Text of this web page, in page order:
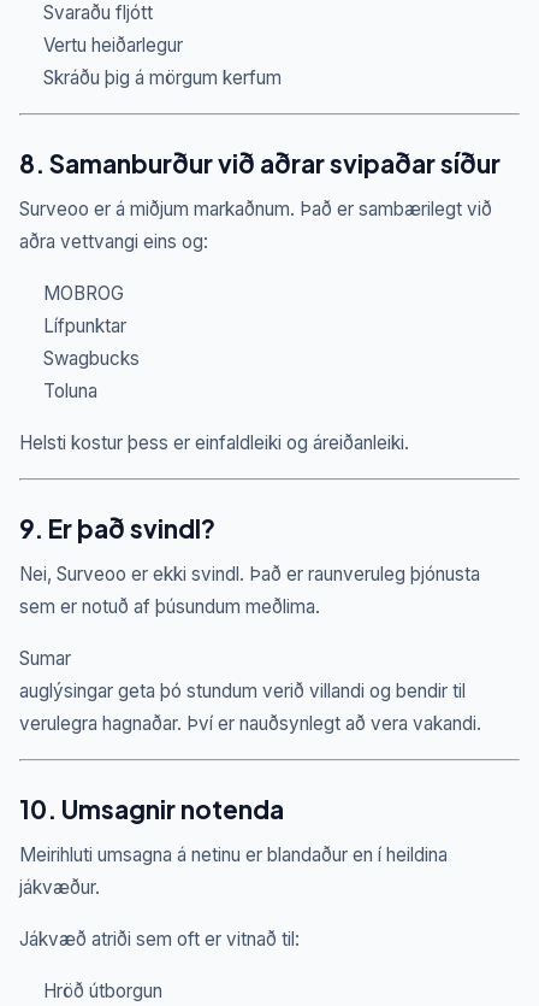
Svaraðu fljótt
Vertu heiðarlegur
Skráðu þig á mörgum kerfum
8. Samanburður við aðrar svipaðar síður
Surveoo er á miðjum markaðnum. Það er sambærilegt við
aðra vettvangi eins og:
MOBROG
Lífpunktar
Swagbucks
Toluna
Helsti kostur þess er einfaldleiki og áreiðanleiki.
9. Er það svindl?
Nei, Surveoo er ekki svindl. Það er raunveruleg þjónusta
sem er notuð af þúsundum meðlima.
Sumar
auglýsingar geta þó stundum verið villandi og bendir til
verulegra hagnaðar. Því er nauðsynlegt að vera vakandi.
10. Umsagnir notenda
Meirihluti umsagna á netinu er blandaður en í heildina
jákvæður.
Jákvæð atriði sem oft er vitnað til:
Hröð útborgun